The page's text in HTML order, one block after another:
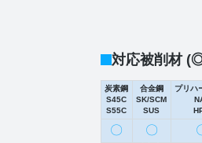
対応被削材
炭素鋼
S45C
S55C
合金鋼
SK/SCM
SUS
プリハ
〇 〇